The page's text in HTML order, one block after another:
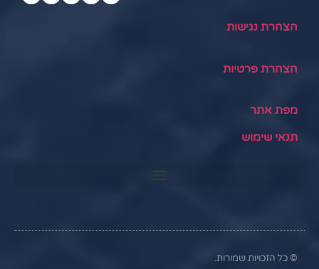
הצהרת נגישות
הצהרת פרטיות
מפת אתר
תנאי שימוש
© כל הזכויות שמורות.